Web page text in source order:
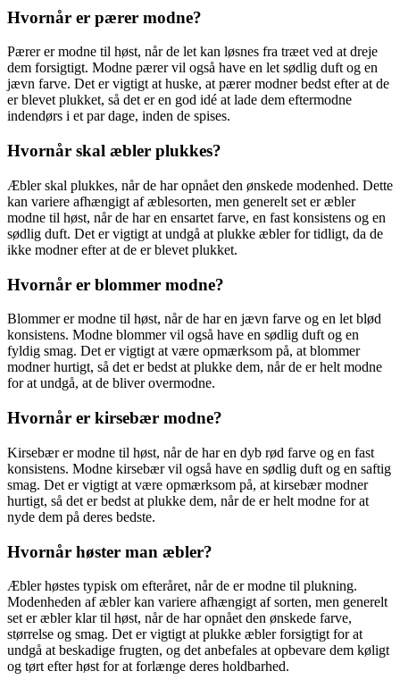
Hvornår er pærer modne?
Pærer er modne til høst, når de let kan løsnes fra træet ved at dreje
dem forsigtigt. Modne pærer vil også have en let sødlig duft og en
jævn farve. Det er vigtigt at huske, at pærer modner bedst efter at de
er blevet plukket, så det er en god idé at lade dem eftermodne
indendørs i et par dage, inden de spises.
Hvornår skal æbler plukkes?
Æbler skal plukkes, når de har opnået den ønskede modenhed. Dette
kan variere afhængigt af æblesorten, men generelt set er æbler
modne til høst, når de har en ensartet farve, en fast konsistens og en
sødlig duft. Det er vigtigt at undgå at plukke æbler for tidligt, da de
ikke modner efter at de er blevet plukket.
Hvornår er blommer modne?
Blommer er modne til høst, når de har en jævn farve og en let blød
konsistens. Modne blommer vil også have en sødlig duft og en
fyldig smag. Det er vigtigt at være opmærksom på, at blommer
modner hurtigt, så det er bedst at plukke dem, når de er helt modne
for at undgå, at de bliver overmodne.
Hvornår er kirsebær modne?
Kirsebær er modne til høst, når de har en dyb rød farve og en fast
konsistens. Modne kirsebær vil også have en sødlig duft og en saftig
smag. Det er vigtigt at være opmærksom på, at kirsebær modner
hurtigt, så det er bedst at plukke dem, når de er helt modne for at
nyde dem på deres bedste.
Hvornår høster man æbler?
Æbler høstes typisk om efteråret, når de er modne til plukning.
Modenheden af æbler kan variere afhængigt af sorten, men generelt
set er æbler klar til høst, når de har opnået den ønskede farve,
størrelse og smag. Det er vigtigt at plukke æbler forsigtigt for at
undgå at beskadige frugten, og det anbefales at opbevare dem køligt
og tørt efter høst for at forlænge deres holdbarhed.